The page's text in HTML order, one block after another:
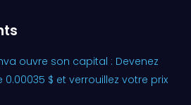
ouvre son capital : Devenez
$ et verrouillez votre prix